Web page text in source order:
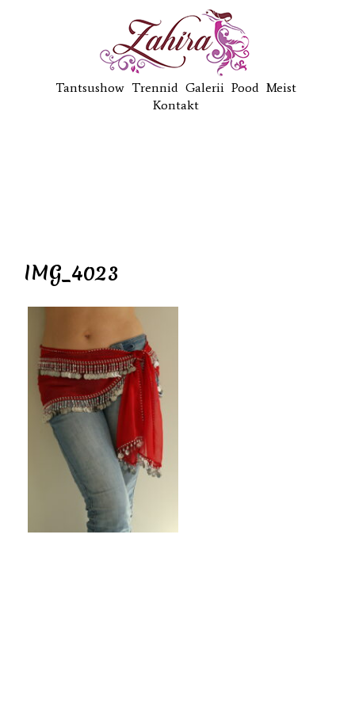
Tantsushow Trennid Galerii Pood Meist
Kontakt
IMG_4023